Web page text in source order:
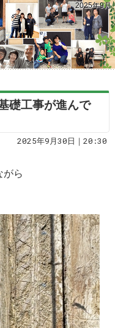
2025年9月
礎工事が進んで
2025年9月30日｜20:30
がら